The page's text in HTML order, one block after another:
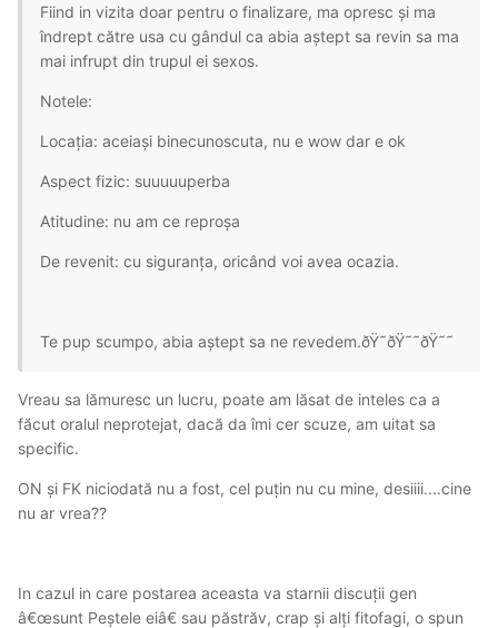
Fiind in vizita doar pentru o finalizare, ma opresc și ma
îndrept către usa cu gândul ca abia aștept sa revin sa ma
mai infrupt din trupul ei sexos.
Notele:
Locația: aceiași binecunoscuta, nu e wow dar e ok
Aspect fizic: suuuuuperba
Atitudine: nu am ce reproșa
De revenit: cu siguranța, oricând voi avea ocazia.
Te pup scumpo, abia aștept sa ne revedem.ðŸ˜ðŸ˜˜ðŸ˜˜
Vreau sa lămuresc un lucru, poate am lăsat de inteles ca a
făcut oralul neprotejat, dacă da îmi cer scuze, am uitat sa
specific.
ON și FK niciodată nu a fost, cel puțin nu cu mine, desiiii....cine
nu ar vrea??
In cazul in care postarea aceasta va starnii discuții gen
â€œsunt Peștele eiâ€ sau păstrăv, crap și alți fitofagi, o spun